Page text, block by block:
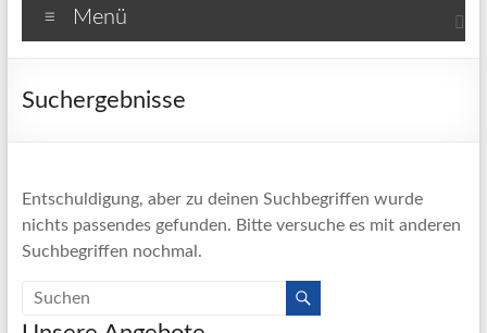
Menü
Suchergebnisse
Entschuldigung, aber zu deinen Suchbegriffen wurde
nichts passendes gefunden. Bitte versuche es mit anderen
Suchbegriffen nochmal.